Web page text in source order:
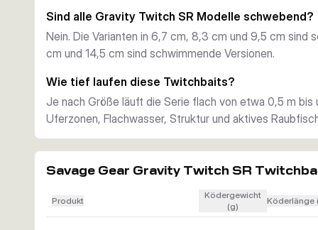
Praxistaugliche Ausstattung
Savage Gear stattet die Serie mit SGY 1X BN
stabilen Edelstahl-Egg-Snap für schnellen
getestet, was für eine verlässliche Aktion und
spricht.
Lauftiefe und Einsatzbereich
Je nach Größe läuft der Gravity Twitch SR flach bis in
Twitches und Pausen an Beutefischschwärmen,
Sind alle Gravity Twitch SR Modelle schwebend?
Nein. Die Varianten in 6,7 cm, 8,3 cm und 9,5 cm sind
cm und 14,5 cm sind schwimmende Versionen.
Wie tief laufen diese Twitchbaits?
Je nach Größe läuft die Serie flach von etwa 0,5 m
Uferzonen, Flachwasser, Struktur und aktives
Savage Gear Gravity Twitch SR
Produkt
Ködergewicht
(g)
Köderlänge